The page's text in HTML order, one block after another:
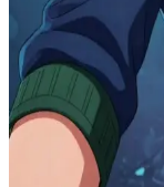
O mercenário neon
Você acaba de
passou os últimos
no sistema de
aproxima de você em
milhões por abate
dele surge de
vai atrás do dinheiro